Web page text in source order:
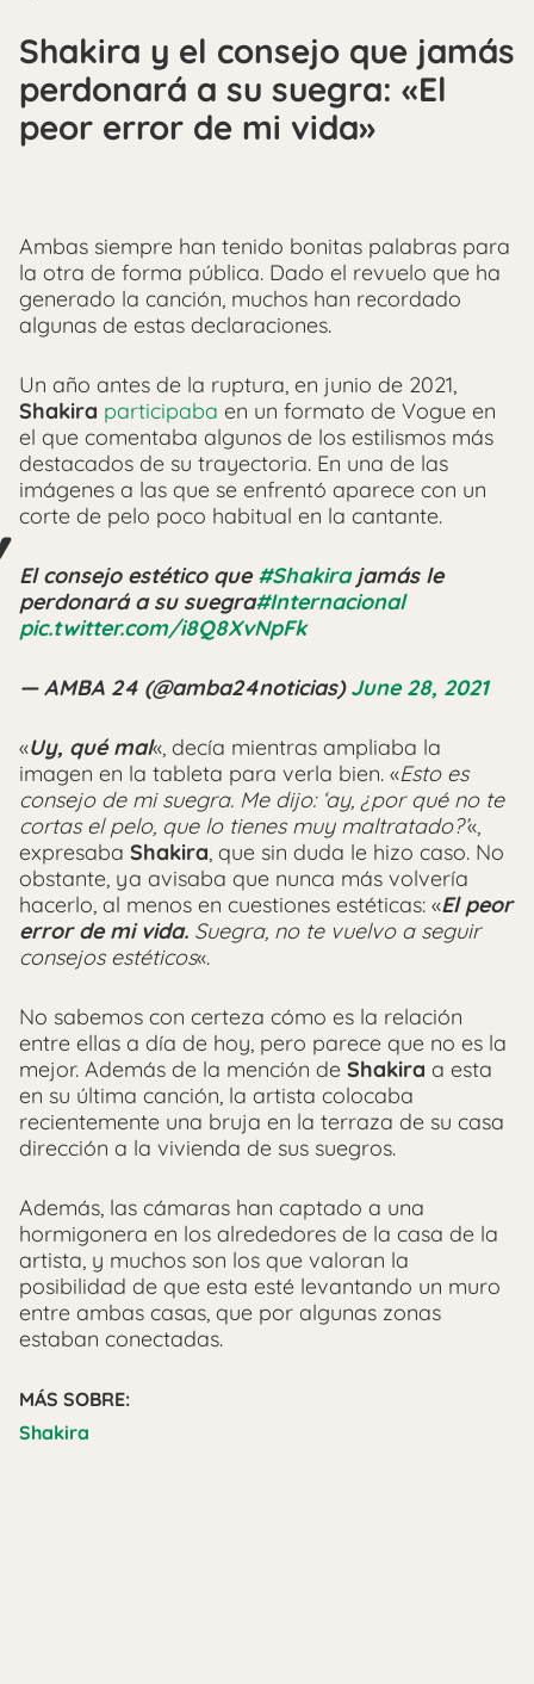
Shakira y el consejo que jamás
perdonará a su suegra: «El
peor error de mi vida»
Ambas siempre han tenido bonitas palabras para
la otra de forma pública. Dado el revuelo que ha
generado la canción, muchos han recordado
algunas de estas declaraciones.
Un año antes de la ruptura, en junio de 2021,
Shakira participaba en un formato de Vogue en
el que comentaba algunos de los estilismos más
destacados de su trayectoria. En una de las
imágenes a las que se enfrentó aparece con un
corte de pelo poco habitual en la cantante.
El consejo estético que#Shakirajamás le
perdonará a su suegra#Internacional
pic.twitter.com/i8Q8XvNpFk
— AMBA 24 (@amba24noticias)June 28, 2021
«Uy, qué mal«, decía mientras ampliaba la
imagen en la tableta para verla bien. «Esto es
consejo de mi suegra. Me dijo: ‘ay, ¿por qué no te
cortas el pelo, que lo tienes muy maltratado?’«,
expresaba Shakira, que sin duda le hizo caso. No
obstante, ya avisaba que nunca más volvería
hacerlo, al menos en cuestiones estéticas: «El peor
error de mi vida. Suegra, no te vuelvo a seguir
consejos estéticos«.
No sabemos con certeza cómo es la relación
entre ellas a día de hoy, pero parece que no es la
mejor. Además de la mención de Shakira a esta
en su última canción, la artista colocaba
recientemente una bruja en la terraza de su casa
dirección a la vivienda de sus suegros.
Además, las cámaras han captado a una
hormigonera en los alrededores de la casa de la
artista, y muchos son los que valoran la
posibilidad de que esta esté levantando un muro
entre ambas casas, que por algunas zonas
estaban conectadas.
MÁS SOBRE:
Shakira